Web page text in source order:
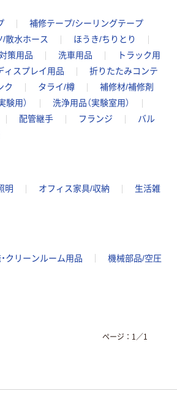
補修テープ/シーリングテープ
/散水ホース
ほうき/ちりとり
策用品 洗車用品
トラック用
ィスプレイ用品
折りたたみコンテ
ク タライ/樽
補修材/補修剤
験用）
洗浄用品（実験室用）
配管継手 フランジ
バル
明 オフィス家具/収納
生活雑
クリーンルーム用品
機械部品/空圧
ページ： 1 ／1